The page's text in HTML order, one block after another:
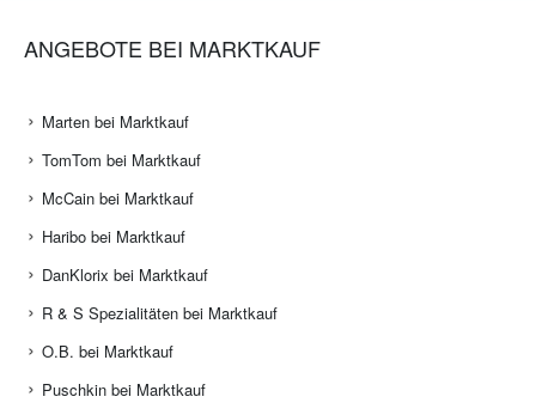
ANGEBOTE BEI MARKTKAUF
Marten bei Marktkauf
TomTom bei Marktkauf
McCain bei Marktkauf
Haribo bei Marktkauf
DanKlorix bei Marktkauf
R & S Spezialitäten bei Marktkauf
O.B. bei Marktkauf
Puschkin bei Marktkauf